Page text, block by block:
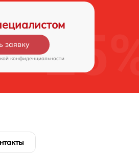
заявку
конфиденциальности